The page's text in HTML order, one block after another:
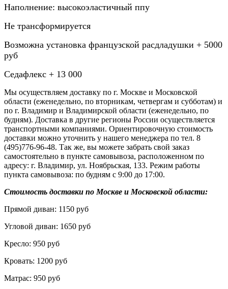
Наполнение: высокоэластичный ппу
Не трансформируется
Возможна установка французской расдладушки + 5000
руб
Седафлекс + 13 000
Мы осуществляем доставку по г. Москве и Московской
области (еженедельно, по вторникам, четвергам и субботам) и
по г. Владимир и Владимирской области (еженедельно, по
будням). Доставка в другие регионы России осуществляется
транспортными компаниями. Ориентировочную стоимость
доставки можно уточнить у нашего менеджера по тел. 8
(495)776-96-48. Так же, вы можете забрать свой заказ
самостоятельно в пункте самовывоза, расположенном по
адресу: г. Владимир, ул. Ноябрьская, 133. Режим работы
пункта самовывоза: по будням с 9:00 до 17:00.
Стоимость доставки по Москве и Московской области:
Прямой диван: 1150 руб
Угловой диван: 1650 руб
Кресло: 950 руб
Кровать: 1200 руб
Матрас: 950 руб